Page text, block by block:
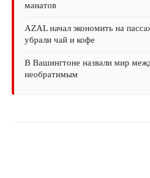
манатов
AZAL начал экономить на
убрали чай и кофе
В Вашингтоне назвали мир
необратимым